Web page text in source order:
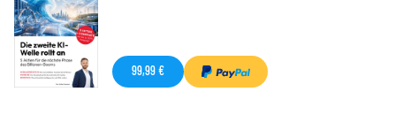
99,99 €